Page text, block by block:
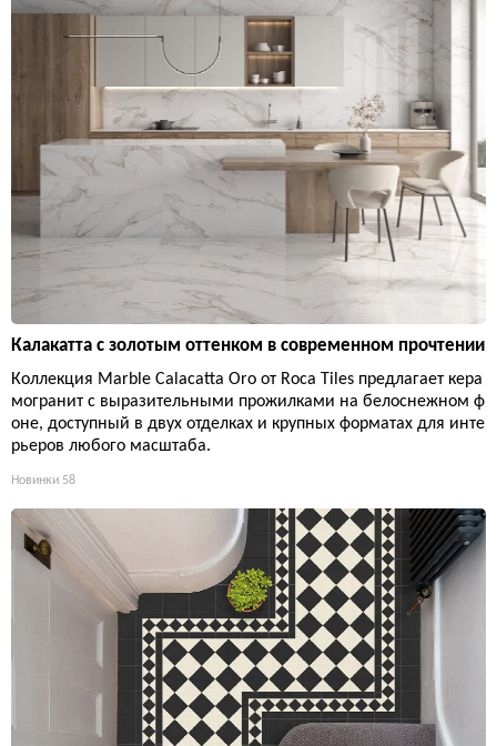
Калакатта с золотым оттенком в современном прочтении
Коллекция Marble Calacatta Oro от Roca Tiles предлагает кера
могранит с выразительными прожилками на белоснежном ф
оне, доступный в двух отделках и крупных форматах для инте
рьеров любого масштаба.
Новинки 58